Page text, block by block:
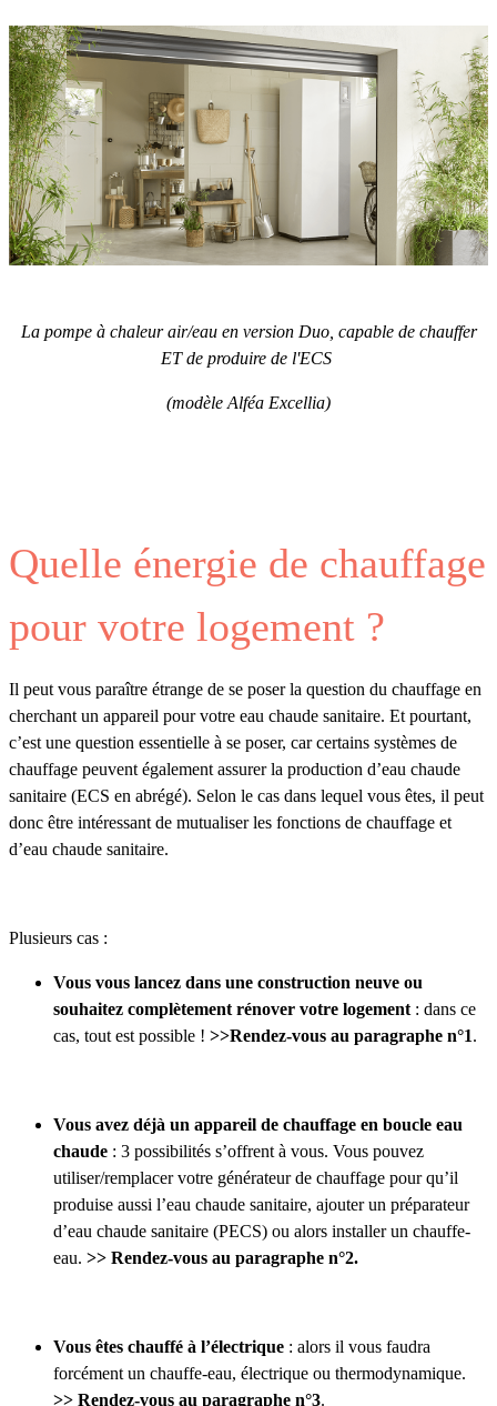
La pompe à chaleur air/eau en version Duo, capable de chauffer
ET de produire de l'ECS
(modèle Alféa Excellia)
Quelle énergie de chauffage
pour votre logement ?
Il peut vous paraître étrange de se poser la question du chauffage en
cherchant un appareil pour votre eau chaude sanitaire. Et pourtant,
c’est une question essentielle à se poser, car certains systèmes de
chauffage peuvent également assurer la production d’eau chaude
sanitaire (ECS en abrégé). Selon le cas dans lequel vous êtes, il peut
donc être intéressant de mutualiser les fonctions de chauffage et
d’eau chaude sanitaire.
Plusieurs cas :
Vous vous lancez dans une construction neuve ou
souhaitez complètement rénover votre logement : dans ce
cas, tout est possible ! >>Rendez-vous au paragraphe n°1.
Vous avez déjà un appareil de chauffage en boucle eau
chaude : 3 possibilités s’offrent à vous. Vous pouvez
utiliser/remplacer votre générateur de chauffage pour qu’il
produise aussi l’eau chaude sanitaire, ajouter un préparateur
d’eau chaude sanitaire (PECS) ou alors installer un chauffe-
eau. >> Rendez-vous au paragraphe n°2.
Vous êtes chauffé à l’électrique : alors il vous faudra
forcément un chauffe-eau, électrique ou thermodynamique.
>> Rendez-vous au paragraphe n°3.